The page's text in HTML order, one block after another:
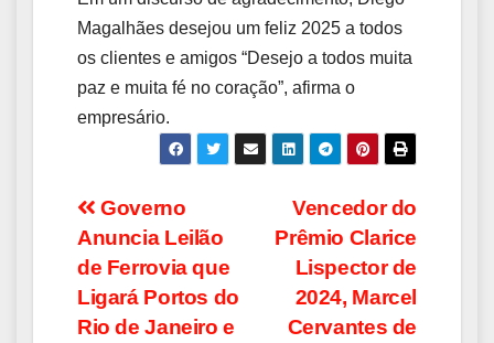
Magalhães desejou um feliz 2025 a todos
os clientes e amigos “Desejo a todos muita
paz e muita fé no coração”, afirma o
empresário.
Navegação
de
Post
Vencedor do
Prêmio Clarice
Lispector de
2024, Marcel
Cervantes de
Governo
Anuncia Leilão
de Ferrovia que
Ligará Portos do
Rio de Janeiro e